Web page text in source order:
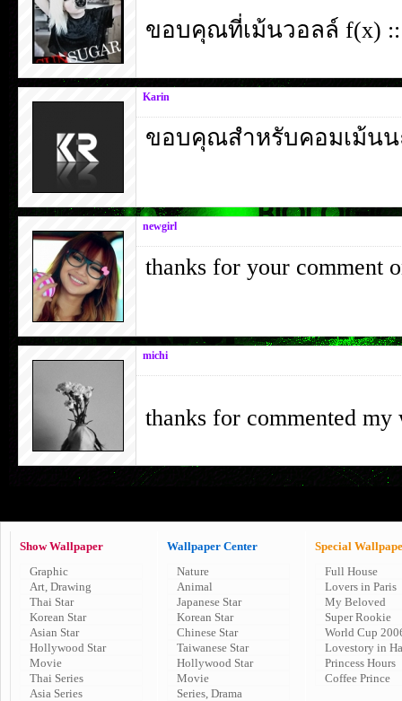
ขอบคุณที่เม้นวอลล์ f(x)
Karin
ขอบคุณสำหรับคอมเม้น
newgirl
thanks for your comment
michi
thanks for commented
Show Wallpaper
Graphic
Art, Drawing
Thai Star
Korean Star
Asian Star
Hollywood Star
Movie
Thai Series
Asia Series
Wallpaper Center
Nature
Animal
Japanese Star
Korean Star
Chinese Star
Taiwanese Star
Hollywood Star
Movie
Series, Drama
Special
Full House
Lovers in Paris
My Beloved
Super Rookie
World Cup
Lovestory in
Princess Hours
Coffee Prince